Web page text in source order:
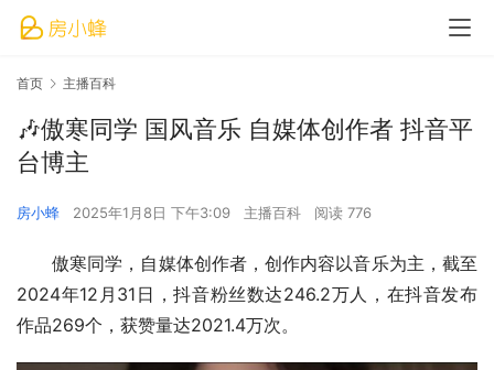
首页 主播百科
🎶傲寒同学 国风音乐 自媒体创作者 抖音平
台博主
房小蜂 2025年1月8日 下午3:09 主播百科 阅读 776
傲寒同学，自媒体创作者，创作内容以音乐为主，截至
2024年12月31日，抖音粉丝数达246.2万人，在抖音发布
作品269个，获赞量达2021.4万次。